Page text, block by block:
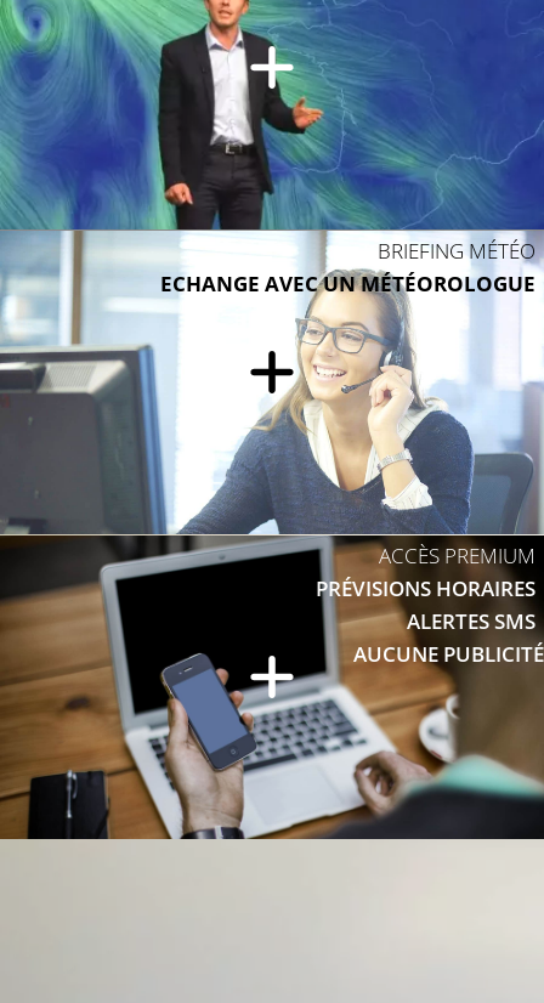
BRIEFING MÉTÉO
ECHANGE AVEC UN MÉTÉOROLOGUE
ACCÈS PREMIUM
PRÉVISIONS HORAIRES
ALERTES SMS
AUCUNE PUBLICITÉ